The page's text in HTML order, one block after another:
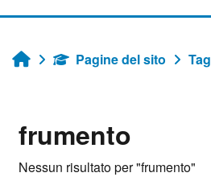
HomePagine del sito Tag
frumento
Nessun risultato per "frumento"